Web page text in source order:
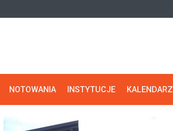
NOTOWANIA INSTYTUCJE KALENDARZ